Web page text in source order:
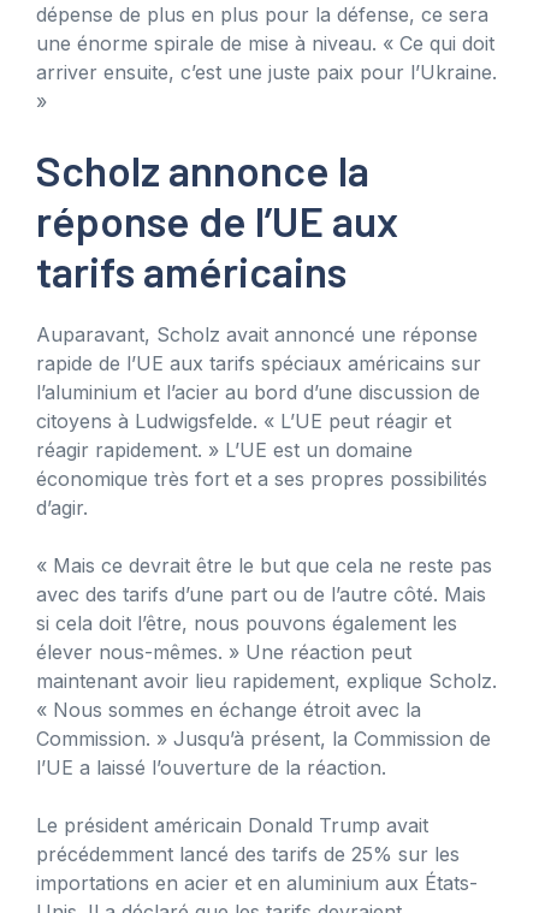
dépense de plus en plus pour la défense, ce sera
une énorme spirale de mise à niveau. « Ce qui doit
arriver ensuite, c’est une juste paix pour l’Ukraine.
»
Scholz annonce la
réponse de l’UE aux
tarifs américains
Auparavant, Scholz avait annoncé une réponse
rapide de l’UE aux tarifs spéciaux américains sur
l’aluminium et l’acier au bord d’une discussion de
citoyens à Ludwigsfelde. « L’UE peut réagir et
réagir rapidement. » L’UE est un domaine
économique très fort et a ses propres possibilités
d’agir.
« Mais ce devrait être le but que cela ne reste pas
avec des tarifs d’une part ou de l’autre côté. Mais
si cela doit l’être, nous pouvons également les
élever nous-mêmes. » Une réaction peut
maintenant avoir lieu rapidement, explique Scholz.
« Nous sommes en échange étroit avec la
Commission. » Jusqu’à présent, la Commission de
l’UE a laissé l’ouverture de la réaction.
Le président américain Donald Trump avait
précédemment lancé des tarifs de 25% sur les
importations en acier et en aluminium aux États-